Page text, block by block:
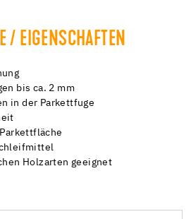
/ EIGENSCHAFTEN
bis ca. 2 mm
in der Parkettfuge
Holzarten geeignet